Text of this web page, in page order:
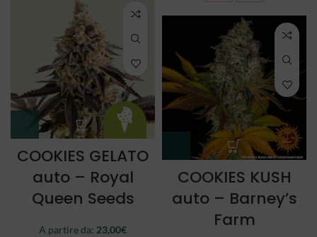
COOKIES GELATO
auto – Royal
Queen Seeds
A partire da: 23,00€
COOKIES KUSH
auto – Barney’s
Farm